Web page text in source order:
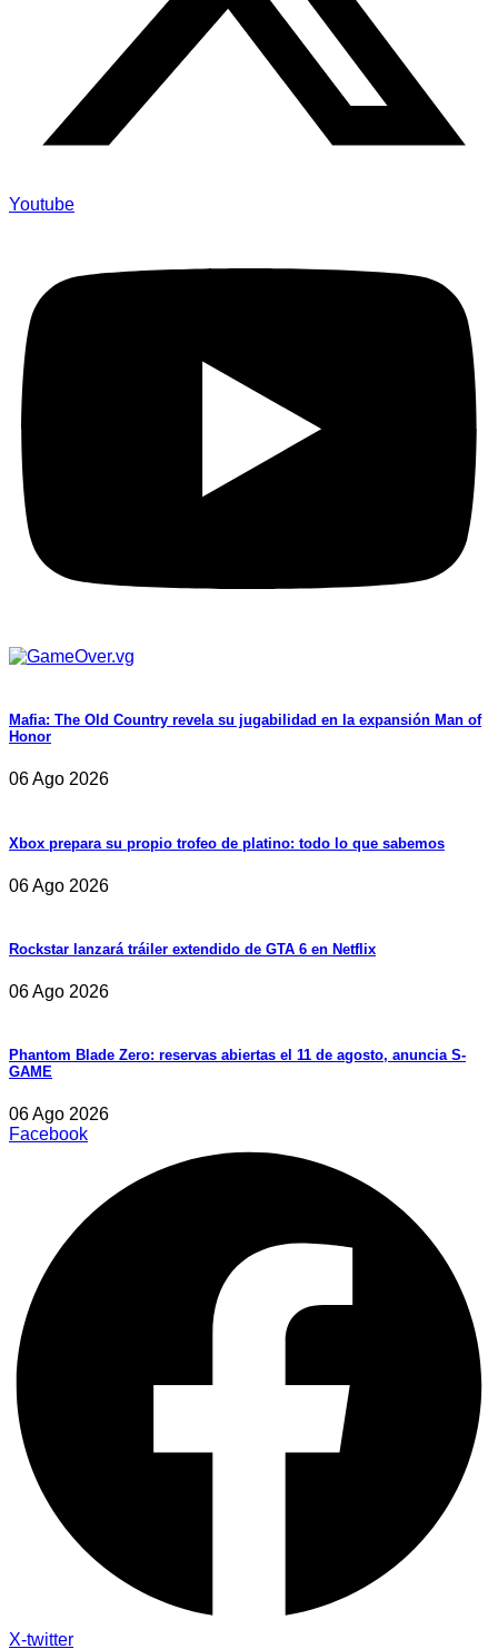
Youtube
Mafia: The Old Country revela su jugabilidad en la expansión Man of
Honor
06 Ago 2026
Xbox prepara su propio trofeo de platino: todo lo que sabemos
06 Ago 2026
Rockstar lanzará tráiler extendido de GTA 6 en Netflix
06 Ago 2026
Phantom Blade Zero: reservas abiertas el 11 de agosto, anuncia S-
GAME
06 Ago 2026
Facebook
X-twitter